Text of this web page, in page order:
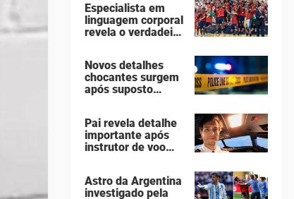
Especialista em
linguagem corporal
revela o verdadeiro
mexido enquanto a
Espanha erguia a
taça da Copa do
Novos detalhes
chocantes surgem
após suposto
cometido por
homem que matou
a família de 7
Pai revela detalhe
importante após
instrutor de voo
de 260 metros
Astro da Argentina
investigado pela